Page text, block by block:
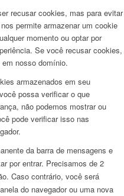
recusar cookies, mas para evitar
permite armazenar um cookie
momento ou optar por
Se você recusar cookies,
nosso domínio.
armazenados em seu
possa verificar o que
não podemos mostrar ou
pode verificar isso nas
da barra de mensagens e
por entrar. Precisamos de 2
Caso contrário, você será
do navegador ou uma nova